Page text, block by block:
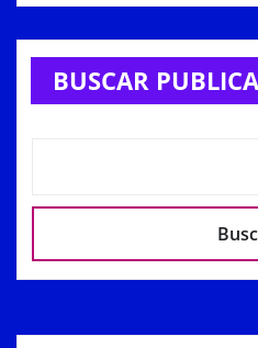
BUSCAR